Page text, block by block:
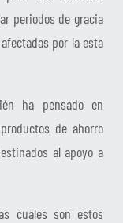
periodos de gracia
por la esta
ha pensado en
de ahorro
al apoyo a
cuales son estos